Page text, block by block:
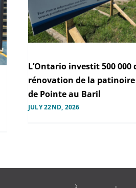
L’Ontario investit 500 000
rénovation de la
de Pointe au Baril
JULY 22ND, 2026